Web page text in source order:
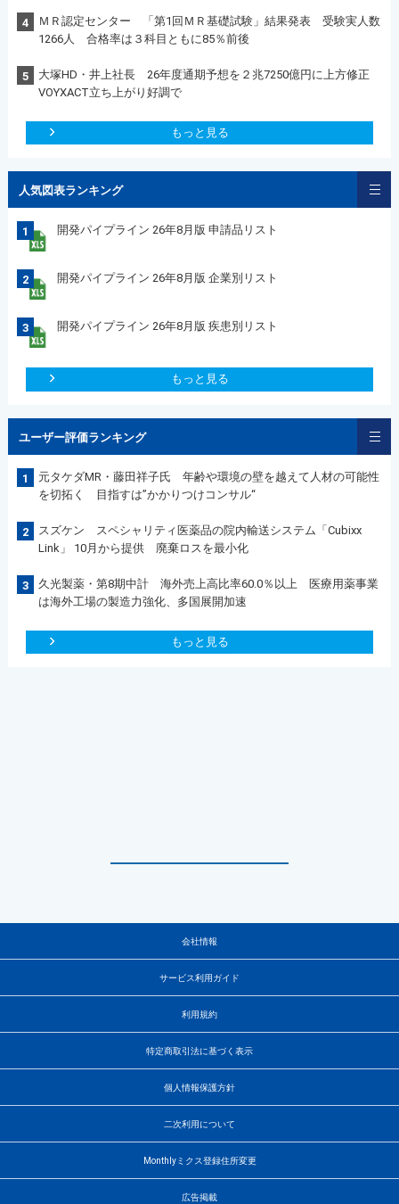
4
ＭＲ認定センター 「第1回ＭＲ基礎試験」結果発表 受験実人数
1266人 合格率は３科目ともに85％前後
5
大塚HD・井上社長 26年度通期予想を２兆7250億円に上方修正
VOYXACT立ち上がり好調で
もっと見る
人気図表ランキング
1 開発パイプライン 26年8月版 申請品リスト
2 開発パイプライン 26年8月版 企業別リスト
3 開発パイプライン 26年8月版 疾患別リスト
もっと見る
ユーザー評価ランキング
1
元タケダMR・藤田祥子氏 年齢や環境の壁を越えて人材の可能性
を切拓く 目指すは”かかりつけコンサル“
2
スズケン スペシャリティ医薬品の院内輸送システム「Cubixx
Link」 10月から提供 廃棄ロスを最小化
3
久光製薬・第8期中計 海外売上高比率60.0％以上 医療用薬事業
は海外工場の製造力強化、多国展開加速
もっと見る
会社情報
サービス利用ガイド
利用規約
特定商取引法に基づく表示
個人情報保護方針
二次利用について
Monthlyミクス登録住所変更
広告掲載